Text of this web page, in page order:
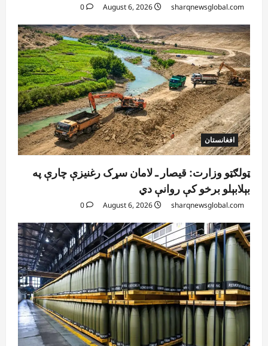
sharqnewsglobal.com
0
افغانستان
ټولګټو وزارت: قیصار ـ لامان سړک رغنیزې چارې په
بېلابېلو برخو کې روانې دي
sharqnewsglobal.com
0